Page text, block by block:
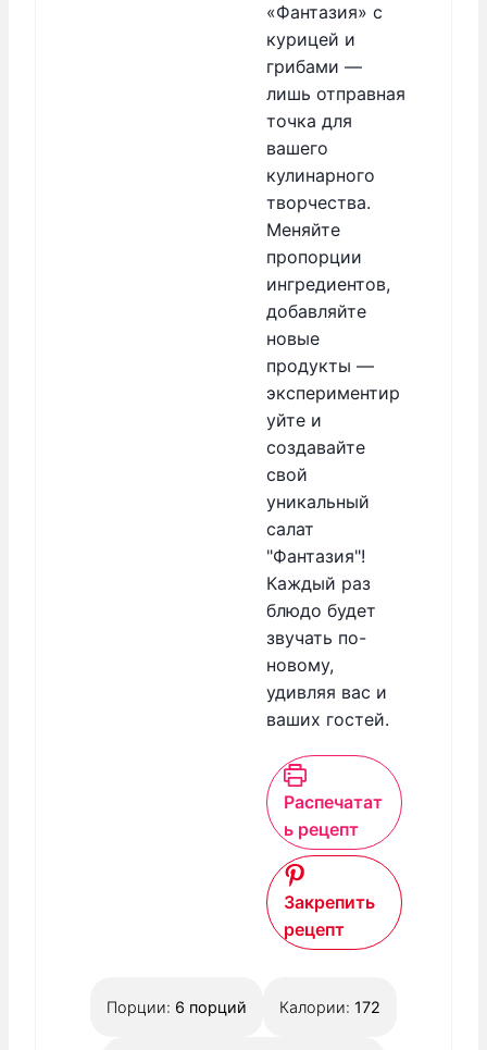
«Фантазия» с
курицей и
грибами —
лишь отправная
точка для
вашего
кулинарного
творчества.
Меняйте
пропорции
ингредиентов,
добавляйте
новые
продукты —
экспериментир
уйте и
создавайте
свой
уникальный
салат
"Фантазия"!
Каждый раз
блюдо будет
звучать по-
новому,
удивляя вас и
ваших гостей.
Распечатат
ь рецепт
Закрепить
рецепт
Порции: 6 порций Калории: 172